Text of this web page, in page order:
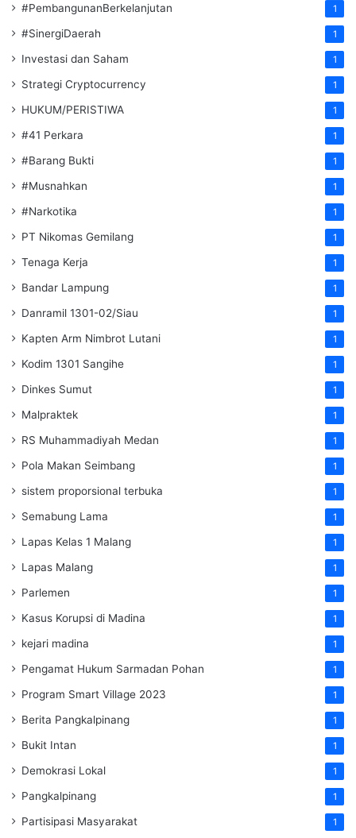
#PembangunanBerkelanjutan 1
#SinergiDaerah 1
Investasi dan Saham 1
Strategi Cryptocurrency 1
HUKUM/PERISTIWA 1
#41 Perkara 1
#Barang Bukti 1
#Musnahkan 1
#Narkotika 1
PT Nikomas Gemilang 1
Tenaga Kerja 1
Bandar Lampung 1
Danramil 1301-02/Siau 1
Kapten Arm Nimbrot Lutani 1
Kodim 1301 Sangihe 1
Dinkes Sumut 1
Malpraktek 1
RS Muhammadiyah Medan 1
Pola Makan Seimbang 1
sistem proporsional terbuka 1
Semabung Lama 1
Lapas Kelas 1 Malang 1
Lapas Malang 1
Parlemen 1
Kasus Korupsi di Madina 1
kejari madina 1
Pengamat Hukum Sarmadan Pohan 1
Program Smart Village 2023 1
Berita Pangkalpinang 1
Bukit Intan 1
Demokrasi Lokal 1
Pangkalpinang 1
Partisipasi Masyarakat 1